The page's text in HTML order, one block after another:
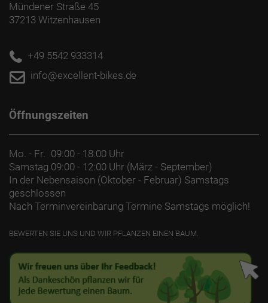
Mündener Straße 45
37213 Witzenhausen
+49 5542 933314
info@excellent-bikes.de
Öffnungszeiten
Mo. - Fr. 09:00 - 18:00 Uhr
Samstag 09:00 - 12:00 Uhr (März - September)
In der Nebensaison (Oktober - Februar) Samstags
geschlossen
Nach Terminvereinbarung Termine Samstags möglich!
BEWERTEN SIE UNS UND WIR PFLANZEN EINEN BAUM.